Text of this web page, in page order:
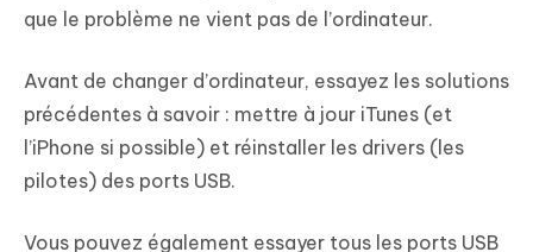
que le problème ne vient pas de l’ordinateur.
Avant de changer d’ordinateur, essayez les solutions
précédentes à savoir : mettre à jour iTunes (et
l’iPhone si possible) et réinstaller les drivers (les
pilotes) des ports USB.
Vous pouvez également essayer tous les ports USB